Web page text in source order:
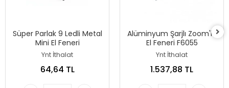
Süper Parlak 9 Ledli Metal
Mini El Feneri
Ynt İthalat
64,64 TL
Alüminyum Şarjlı Zoom'lu
El Feneri F6055
Ynt İthalat
1.537,88 TL